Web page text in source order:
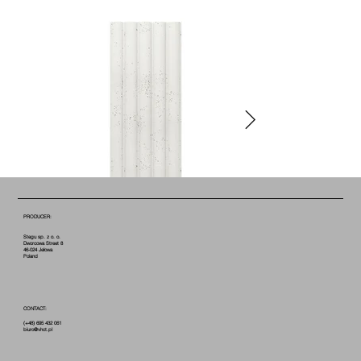
PRODUCER:
Stegu sp. z o. o.
Dworcowa Street 8
46-024 Jełowa
Poland
CONTACT:
(+48) 695 432 061
biuro@vhct.pl